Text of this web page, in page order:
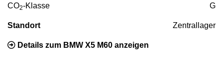
CO2-Klasse G
Standort Zentrallager
Details zum BMW X5 M60 anzeigen